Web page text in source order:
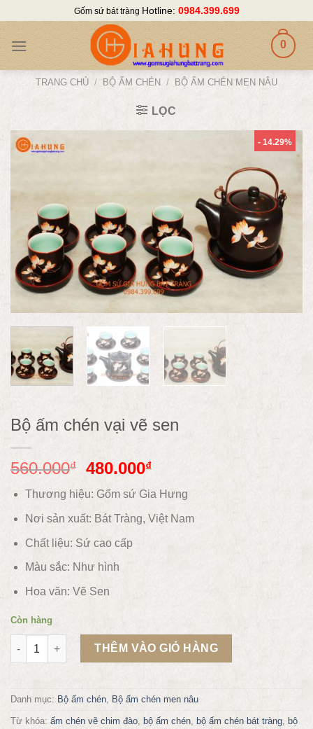
content
Gốm sứ bát tràng Hotline: 0984.399.699
0
TRANG CHỦ / BỘ ẤM CHÉN / BỘ ẤM CHÉN MEN NÂU
LỌC
- 14.29%
Bộ ấm chén vại vẽ sen
560.000₫ 480.000₫
Thương hiệu: Gốm sứ Gia Hưng
Nơi sản xuất: Bát Tràng, Việt Nam
Chất liệu: Sứ cao cấp
Màu sắc: Như hình
Hoa văn: Vẽ Sen
Còn hàng
Bộ ấm chén vại vẽ sen số lượng
THÊM VÀO GIỎ HÀNG
Danh mục: Bộ ấm chén, Bộ ấm chén men nâu
Từ khóa: ấm chén vẽ chim đào, bộ ấm chén, bộ ấm chén bát tràng, bộ